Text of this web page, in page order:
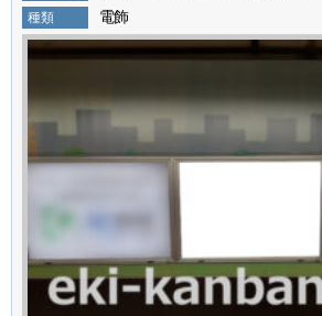
種類 電飾